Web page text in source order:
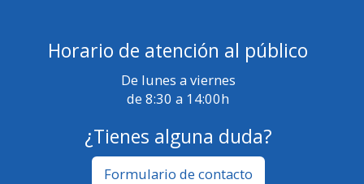
Horario de atención al público
De lunes a viernes
de 8:30 a 14:00h
¿Tienes alguna duda?
Formulario de contacto